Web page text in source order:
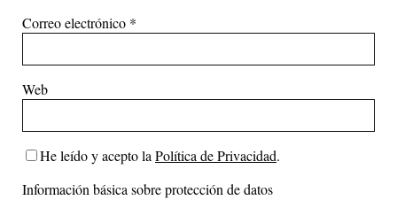
Correo electrónico *
Web
He leído y acepto laPolítica de Privacidad.
Información básica sobre protección de datos